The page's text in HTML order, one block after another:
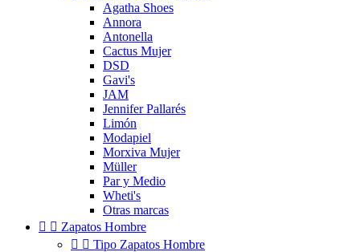
Agatha Shoes
Annora
Antonella
Cactus Mujer
DSD
Gavi's
JAM
Jennifer Pallarés
Limón
Modapiel
Morxiva Mujer
Müller
Par y Medio
Wheti's
Otras marcas
  Zapatos Hombre
  Tipo Zapatos Hombre